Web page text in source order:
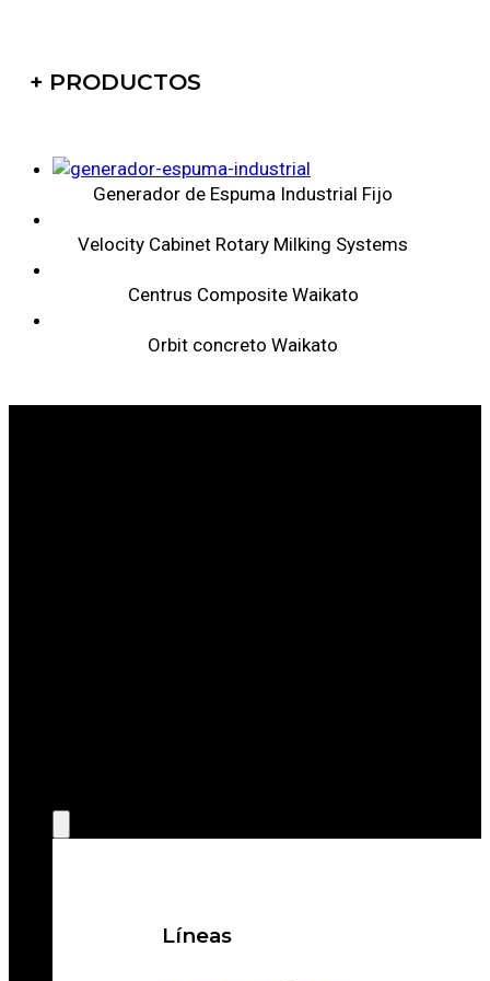
+ PRODUCTOS
Generador de Espuma Industrial Fijo
Velocity Cabinet Rotary Milking Systems
Centrus Composite Waikato
Orbit concreto Waikato
Líneas